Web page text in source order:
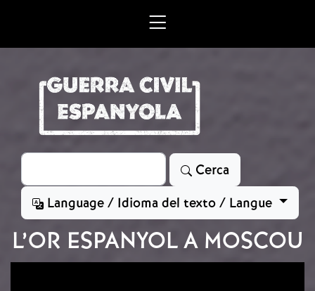
Cerca
Cerca
Language / Idioma del texto / Langue
L’OR ESPANYOL A MOSCOU